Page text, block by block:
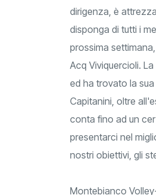
dirigenza, è
disponga di tutti i
prossima
Acq Viviquercioli.
ed ha trovato la
Capitanini, oltre
conta fino ad un
presentarci nel
nostri obiettivi, gli
Montebianco